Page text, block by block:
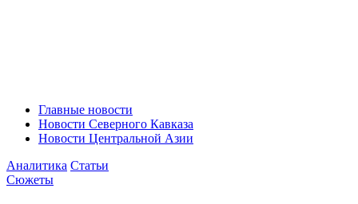
Главные новости
Новости Северного Кавказа
Новости Центральной Азии
Аналитика Статьи
Сюжеты